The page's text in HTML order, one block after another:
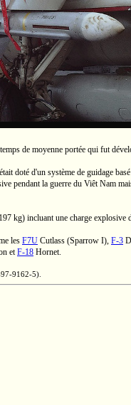
de moyenne portée qui fut
doté d'un système de guidage
pendant la guerre du Viêt Nam
197 kg) incluant une charge explosive
les F7U Cutlass (Sparrow I), F-3
etF-18 Hornet.
9162-5).